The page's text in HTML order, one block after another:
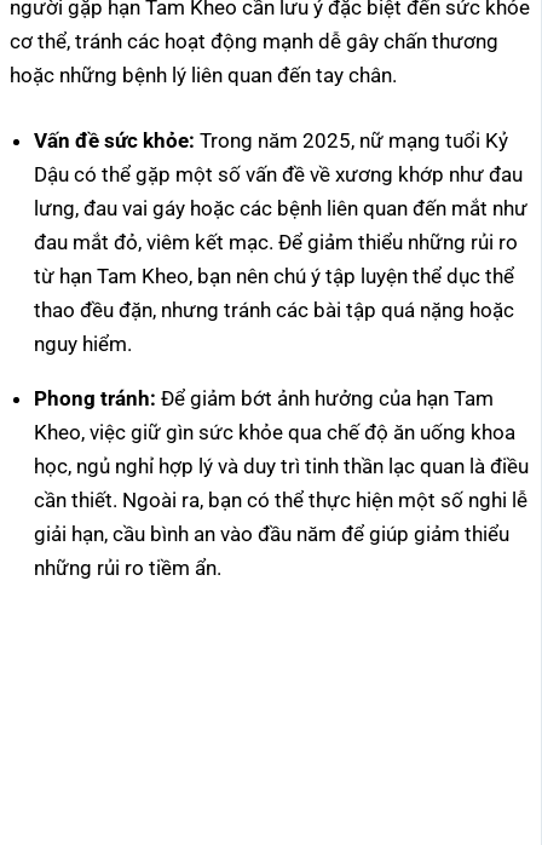
người gặp hạn Tam Kheo cần lưu ý đặc biệt đến sức khỏe
cơ thể, tránh các hoạt động mạnh dễ gây chấn thương
hoặc những bệnh lý liên quan đến tay chân.
Vấn đề sức khỏe: Trong năm 2025, nữ mạng tuổi Kỷ
Dậu có thể gặp một số vấn đề về xương khớp như đau
lưng, đau vai gáy hoặc các bệnh liên quan đến mắt như
đau mắt đỏ, viêm kết mạc. Để giảm thiểu những rủi ro
từ hạn Tam Kheo, bạn nên chú ý tập luyện thể dục thể
thao đều đặn, nhưng tránh các bài tập quá nặng hoặc
nguy hiểm.
Phong tránh: Để giảm bớt ảnh hưởng của hạn Tam
Kheo, việc giữ gìn sức khỏe qua chế độ ăn uống khoa
học, ngủ nghỉ hợp lý và duy trì tinh thần lạc quan là điều
cần thiết. Ngoài ra, bạn có thể thực hiện một số nghi lễ
giải hạn, cầu bình an vào đầu năm để giúp giảm thiểu
những rủi ro tiềm ẩn.